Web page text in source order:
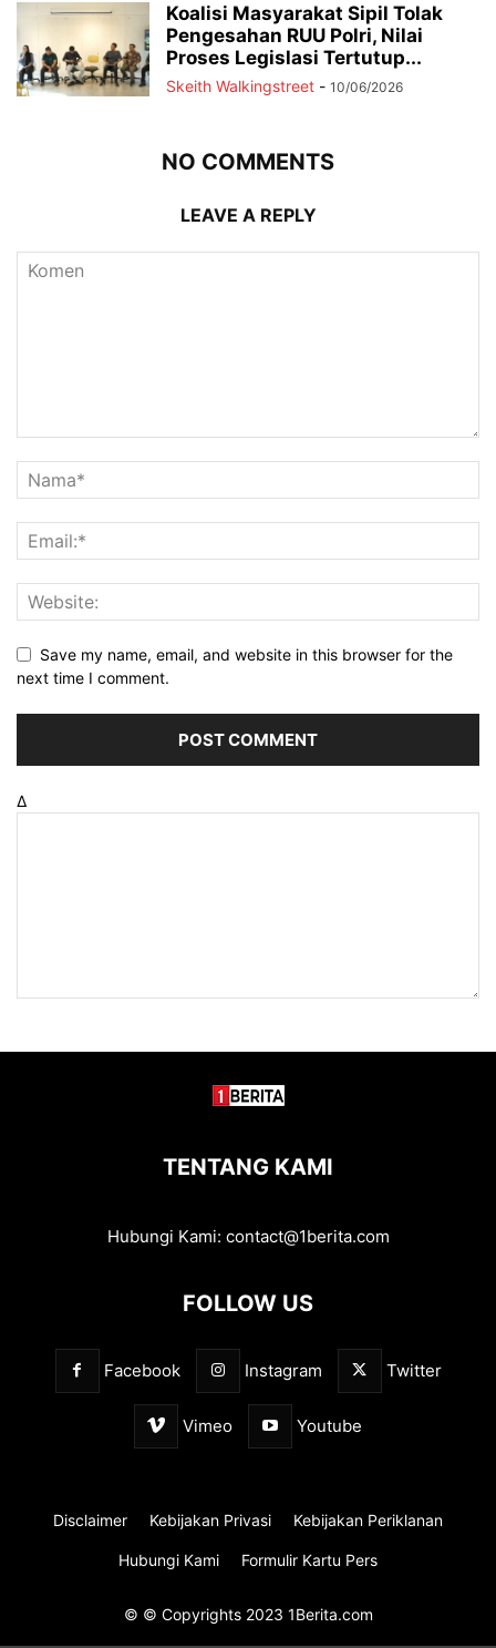
Koalisi Masyarakat Sipil Tolak
Pengesahan RUU Polri, Nilai
Proses Legislasi Tertutup...
Skeith Walkingstreet - 10/06/2026
NO COMMENTS
LEAVE A REPLY
Save my name, email, and website in this browser for the
next time I comment.
Δ
TENTANG KAMI
Hubungi Kami: contact@1berita.com
FOLLOW US
Facebook Instagram Twitter
Vimeo Youtube
Disclaimer Kebijakan Privasi Kebijakan Periklanan
Hubungi Kami Formulir Kartu Pers
© © Copyrights 2023 1Berita.com